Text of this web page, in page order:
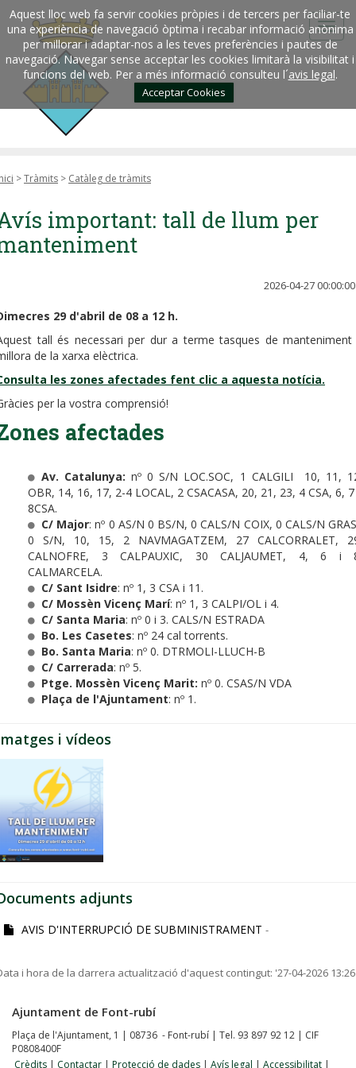
Aquest lloc web fa servir cookies pròpies i de tercers per faciliar-te
una experiència de navegació òptima i recabar informació anònima
per millorar i adaptar-nos a les teves preferències i pautes de
navegació. Navegar sense acceptar les cookies limitarà la visibilitat i
funcions del web. Per a més informació consulteu l´avis legal.
Acceptar Cookies
>Tràmits > Catàleg de tràmits
important: tall de llum per
2026-04-27 00:00:00
29 d'abril de 08 a 12 h.
tall és necessari per dur a terme tasques de
de la xarxa elèctrica.
les zones afectades fent clic a aquesta notícia.
per la vostra comprensió!
afectades
Av. Catalunya: nº 0 S/N LOC.SOC, 1 CALGILI 10, 11,
OBR, 14, 16, 17, 2-4 LOCAL, 2 CSACASA, 20, 21, 23, 4 CSA, 6,
8CSA.
C/ Major: nº 0 AS/N 0 BS/N, 0 CALS/N COIX, 0 CALS/N
0 S/N, 10, 15, 2 NAVMAGATZEM, 27 CALCORRALET,
CALNOFRE, 3 CALPAUXIC, 30 CALJAUMET, 4, 6 i
CALMARCELA.
C/ Sant Isidre: nº 1, 3 CSA i 11.
C/ Mossèn Vicenç Marí: nº 1, 3 CALPI/OL i 4.
C/ Santa Maria: nº 0 i 3. CALS/N ESTRADA
Bo. Les Casetes: nº 24 cal torrents.
Bo. Santa Maria: nº 0. DTRMOLI-LLUCH-B
C/ Carrerada: nº 5.
Ptge. Mossèn Vicenç Marit: nº 0. CSAS/N VDA
Plaça de l'Ajuntament: nº 1.
i vídeos
adjunts
AVIS D'INTERRUPCIÓ DE SUBMINISTRAMENT -
i hora de la darrera actualització d'aquest contingut: '27-04-2026 13:26
Ajuntament de Font-rubí
Plaça de l'Ajuntament, 1 | 08736 - Font-rubí | Tel. 93 897 92 12 | CIF
P0808400F
Crèdits | Contactar | Protecció de dades | Avís legal | Accessibilitat |